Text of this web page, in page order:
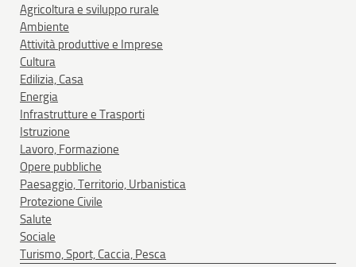
Agricoltura e sviluppo rurale
Ambiente
Attività produttive e Imprese
Cultura
Edilizia, Casa
Energia
Infrastrutture e Trasporti
Istruzione
Lavoro, Formazione
Opere pubbliche
Paesaggio, Territorio, Urbanistica
Protezione Civile
Salute
Sociale
Turismo, Sport, Caccia, Pesca